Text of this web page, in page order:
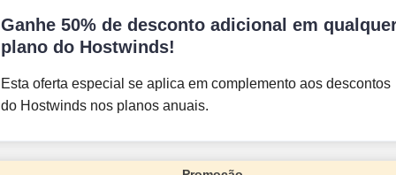
Ganhe 50% de desconto adicional em
plano do Hostwinds!
Esta oferta especial se aplica em complemento aos descontos
do Hostwinds nos planos anuais.